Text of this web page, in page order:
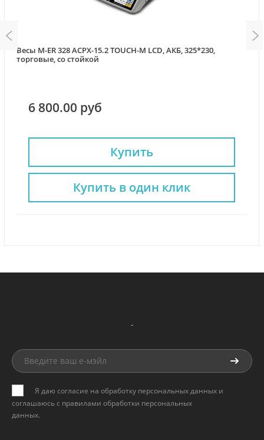
Весы M-ER 328 ACPX-15.2 TOUCH-M LCD, АКБ, 325*230,
торговые, со стойкой
6 800.00 руб
Купить
Купить в один клик
-
Я даю согласие на обработку персональных данных и
соглашаюсь с правилами обработки персональных
данных.